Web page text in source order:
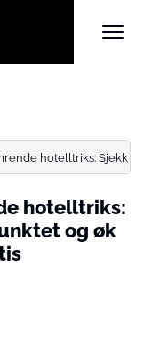
hotelltriks: Sjekk inn
hotelltriks:
og øk